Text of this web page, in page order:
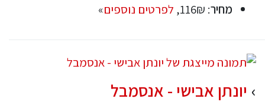
מחיר: 116₪, לפרטים נוספים»
יונתן אבישי - אנסמבל